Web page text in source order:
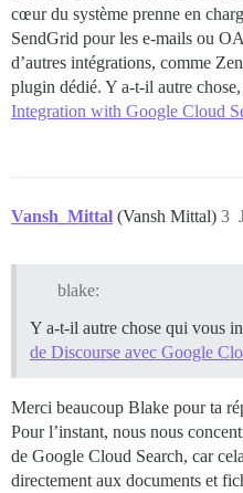
cœur du système prenne en
SendGrid pour les e-mails ou
d’autres intégrations, comme
plugin dédié. Y a-t-il autre
Integration with Google Cloud
Vansh_Mittal (Vansh Mittal) 3
blake:
Y a-t-il autre chose qui vous
de Discourse avec Google
Merci beaucoup Blake pour ta
Pour l’instant, nous nous
de Google Cloud Search, car
directement aux documents et